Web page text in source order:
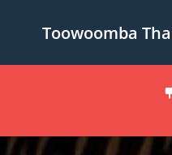
Toowoomba